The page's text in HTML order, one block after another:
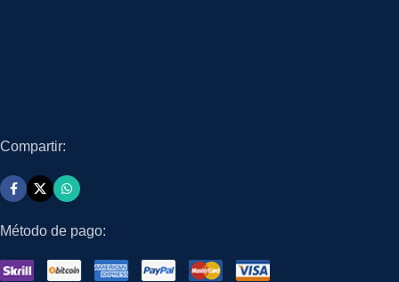
Compartir:
Método de pago: